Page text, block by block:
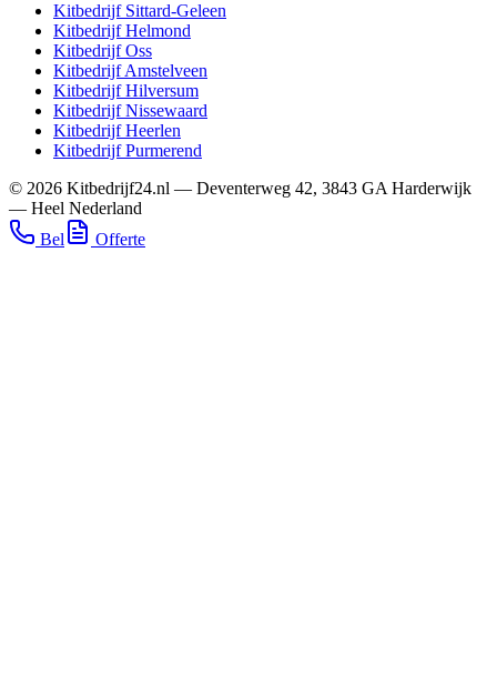
Kitbedrijf Sittard-Geleen
KitbedrijfHelmond
KitbedrijfOss
KitbedrijfAmstelveen
KitbedrijfHilversum
KitbedrijfNissewaard
KitbedrijfHeerlen
KitbedrijfPurmerend
© 2026 Kitbedrijf24.nl — Deventerweg 42, 3843 GA Harderwijk
— Heel Nederland
Bel
Offerte